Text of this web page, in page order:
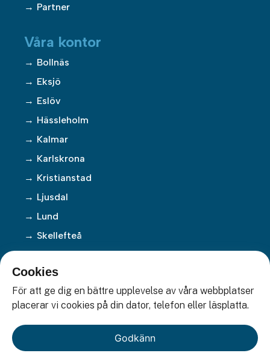
Partner
Våra kontor
Bollnäs
Eksjö
Eslöv
Hässleholm
Kalmar
Karlskrona
Kristianstad
Ljusdal
Lund
Skellefteå
Söderhamn
Tomelilla
Trelleborg
Vetlanda
Ängelholm
Cookies
För att ge dig en bättre upplevelse av våra webbplatser
placerar vi cookies på din dator, telefon eller läsplatta.
Godkänn